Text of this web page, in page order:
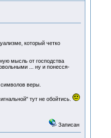
который четко
мысль от господства
... ну и понесся-
веры.
тут не обойтись.
Записан